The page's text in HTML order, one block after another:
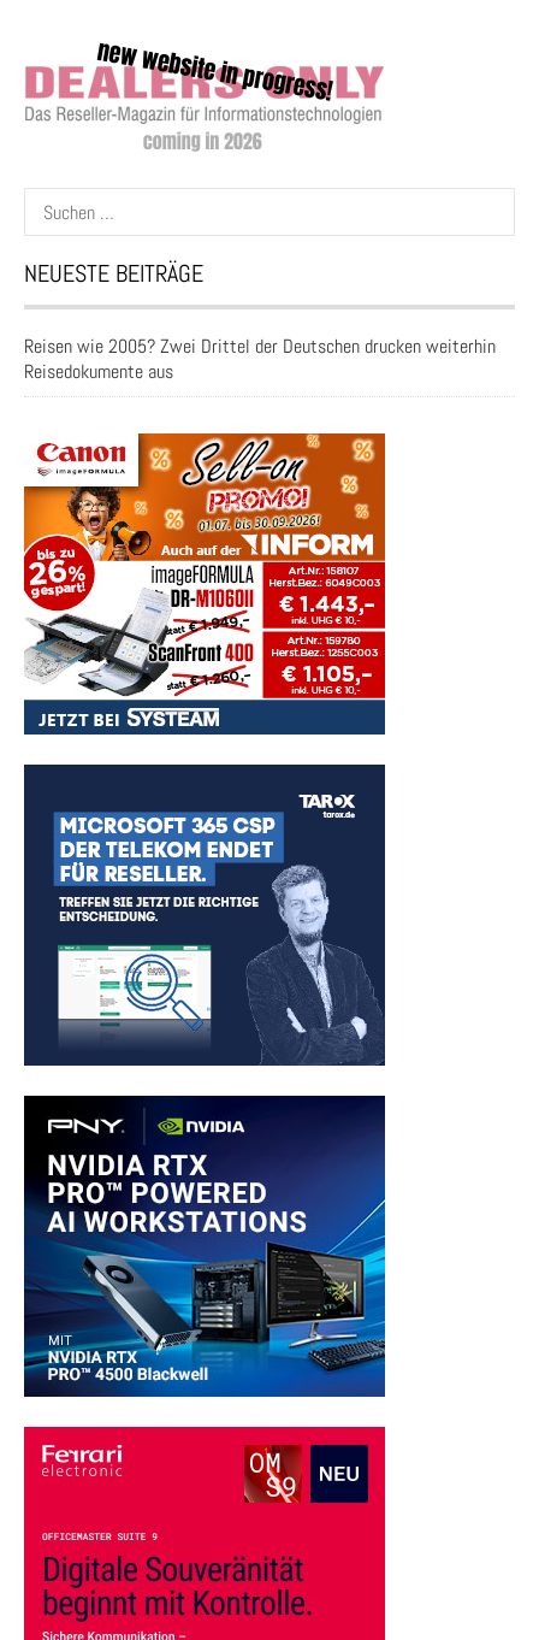
Suchen
nach:
NEUESTE BEITRÄGE
Reisen wie 2005? Zwei Drittel der Deutschen drucken weiterhin
Reisedokumente aus